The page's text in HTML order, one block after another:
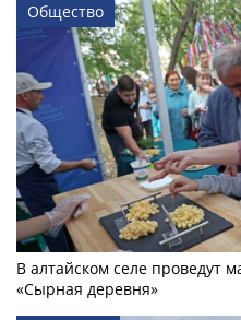
Общество
В алтайском селе проведут
«Сырная деревня»